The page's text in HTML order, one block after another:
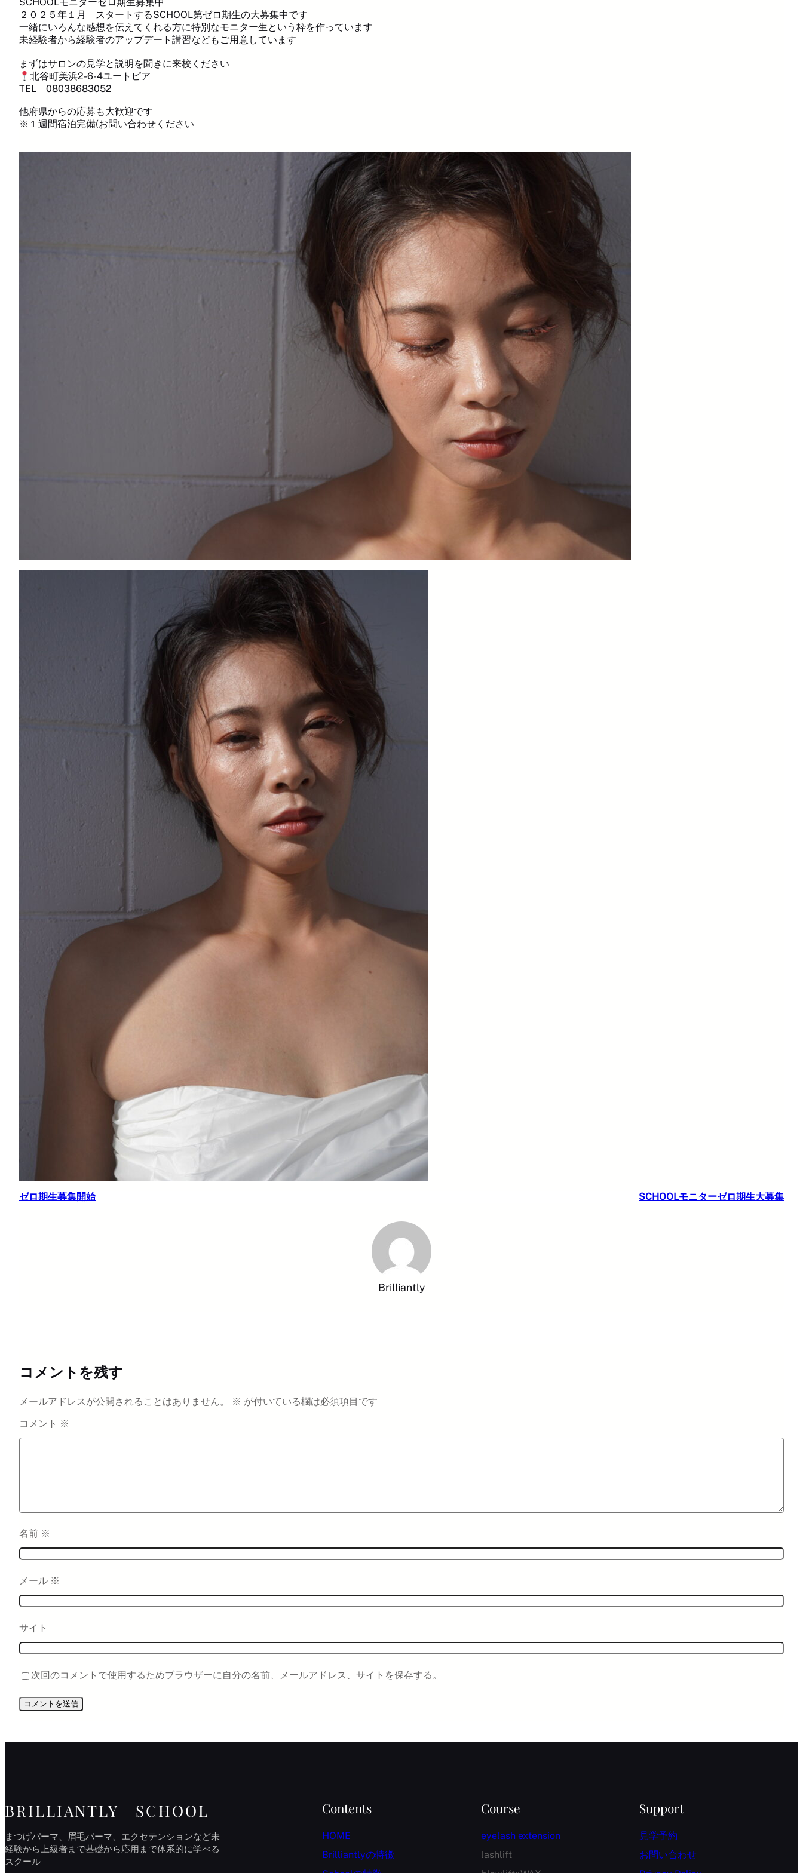
２０２５年１月 スタートするSCHOOL第ゼロ期生の大募集中です
一緒にいろんな感想を伝えてくれる方に特別なモニター生という枠を作っています
未経験者から経験者のアップデート講習などもご用意しています
まずはサロンの見学と説明を聞きに来校ください
北谷町美浜2-6-4ユートピア
TEL 08038683052
他府県からの応募も大歓迎です
※１週間宿泊完備(お問い合わせください
ゼロ期生募集開始 SCHOOLモニターゼロ期生大募集
Brilliantly
コメントを残す
メールアドレスが公開されることはありません。 ※ が付いている欄は必須項目です
コメント ※
名前 ※
メール ※
サイト
次回のコメントで使用するためブラウザーに自分の名前、メールアドレス、サイトを保存する。
BRILLIANTLY SCHOOL
まつげパーマ、眉毛パーマ、エクセテンションなど未
経験から上級者まで基礎から応用まで体系的に学べる
スクール
Contents
HOME
Brilliantlyの特徴
Course
eyelash extension
lashlift
Support
見学予約
お問い合わせ